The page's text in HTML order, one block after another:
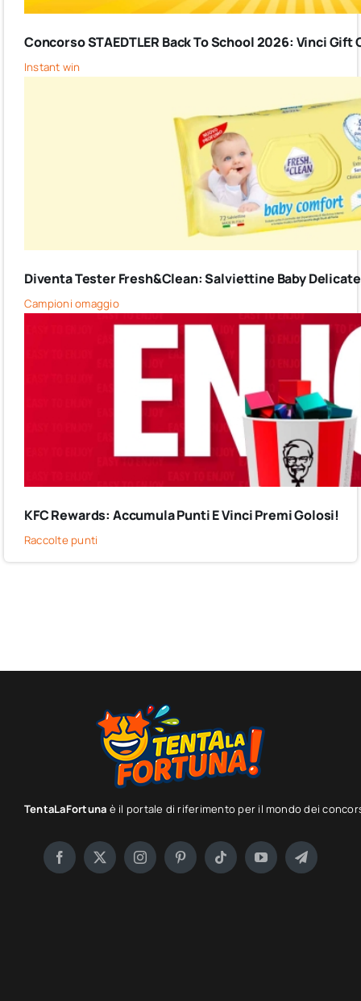
Concorso STAEDTLER Back To School 2026: Vinci Gift
Instant win
Diventa Tester Fresh&Clean: Salviettine Baby
Campioni omaggio
KFC Rewards: Accumula Punti E Vinci Premi Golosi!
Raccolte punti
TentaLaFortuna è il portale di riferimento per il mondo dei